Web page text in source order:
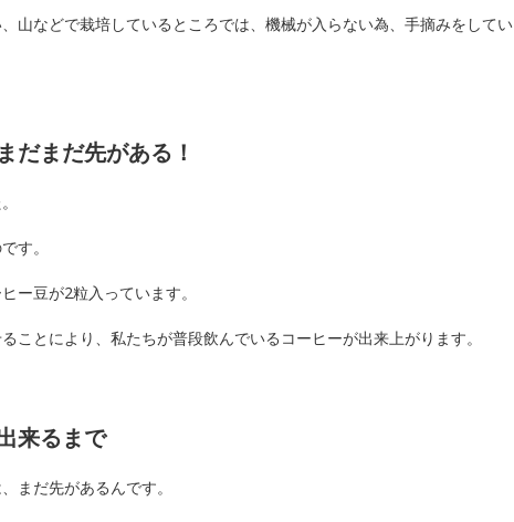
山などで栽培しているところでは、機械が入らない為、手摘みをしてい
だまだ先がある！
す。
ー豆が2粒入っています。
ことにより、私たちが普段飲んでいるコーヒーが出来上がります。
来るまで
まだ先があるんです。